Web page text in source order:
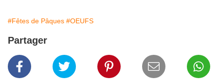
#Fêtes de Pâques #OEUFS
Partager